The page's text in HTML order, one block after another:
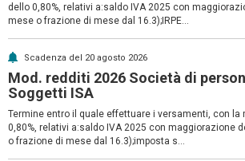
dello 0,80%, relativi a:saldo IVA 2025 con
mese o frazione di mese dal 16.3);IRPE...
Scadenza del 20 agosto 2026
Mod. redditi 2026 Società di
Soggetti ISA
Termine entro il quale effettuare i versamenti, con la
0,80%, relativi a:saldo IVA 2025 con maggiorazione
o frazione di mese dal 16.3);imposta s...